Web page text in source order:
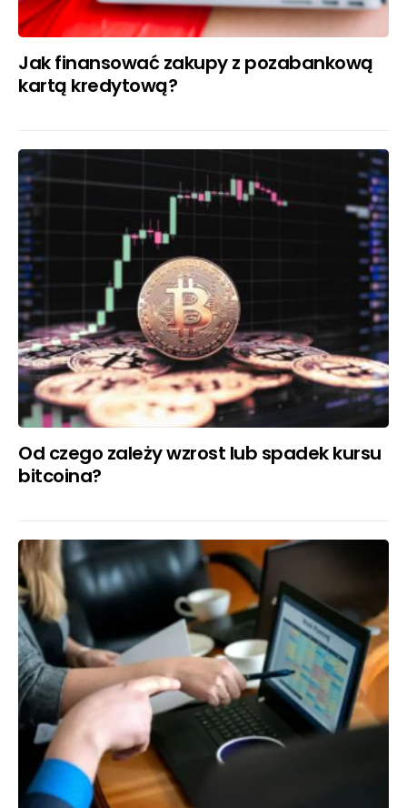
Jak finansować zakupy z pozabankową
kartą kredytową?
Od czego zależy wzrost lub spadek kursu
bitcoina?